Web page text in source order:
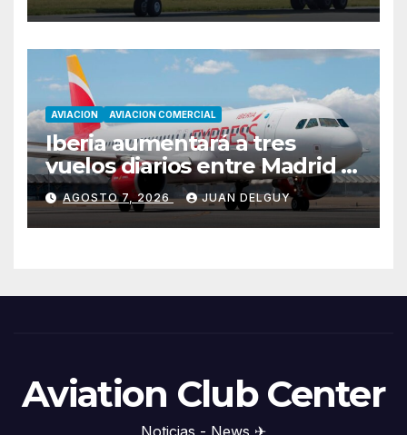
AVIACION AVIACION COMERCIAL
Iberia aumentará a tres
vuelos diarios entre Madrid y
Menorca durante el invierno
AGOSTO 7, 2026 JUAN DELGUY
Aviation Club Center